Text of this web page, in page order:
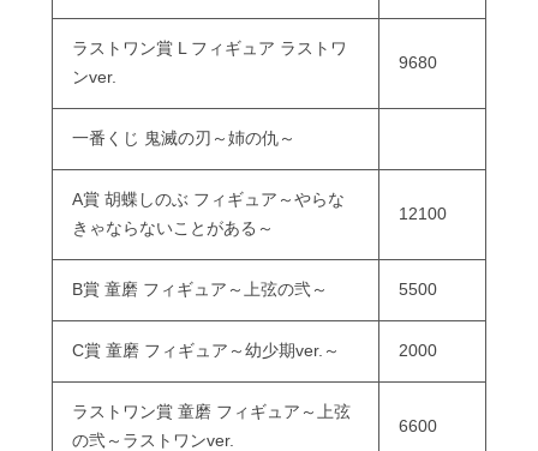
ラストワン賞 L フィギュア ラストワ
ンver.
9680
一番くじ 鬼滅の刃～姉の仇～
A賞 胡蝶しのぶ フィギュア～やらな
きゃならないことがある～
12100
B賞 童磨 フィギュア～上弦の弐～ 5500
C賞 童磨 フィギュア～幼少期ver.～ 2000
ラストワン賞 童磨 フィギュア～上弦
の弐～ラストワンver.
6600